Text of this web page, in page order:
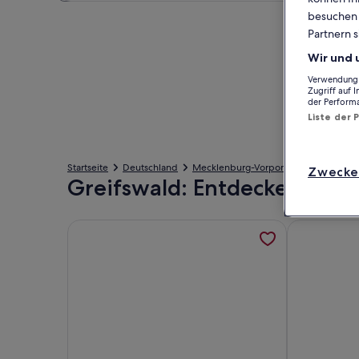
Startseite Deutschland Mecklenburg-Vorpommern
Greifswald: Entdecke
Partnern
Wir und
Zugriff auf
der
Liste der